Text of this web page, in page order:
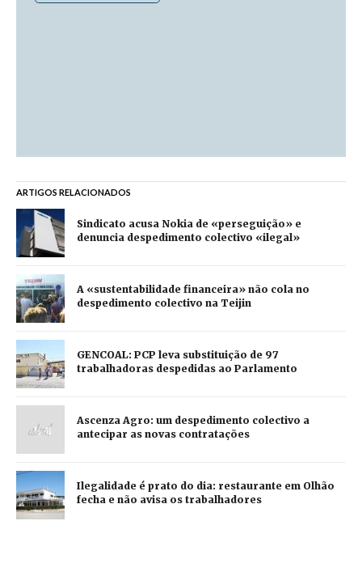
ARTIGOS RELACIONADOS
Sindicato acusa Nokia de «perseguição» e
denuncia despedimento colectivo «ilegal»
A «sustentabilidade financeira» não cola no
despedimento colectivo na Teijin
GENCOAL: PCP leva substituição de 97
trabalhadoras despedidas ao Parlamento
Ascenza Agro: um despedimento colectivo a
antecipar as novas contratações
Ilegalidade é prato do dia: restaurante em Olhão
fecha e não avisa os trabalhadores